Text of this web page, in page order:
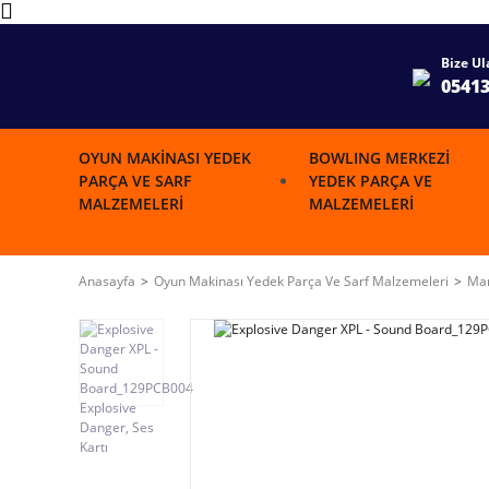
Bize
OYUN MAKINASI YEDEK
PARÇA VE SARF
MALZEMELERI
BOWLING MERKEZI
YEDEK PARÇA VE
MALZEMELERI
Anasayfa Oyun Makinası Yedek Parça Ve Sarf Malzemeleri